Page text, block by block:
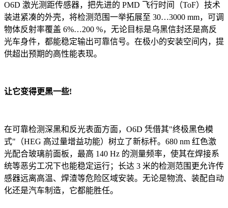
O6D 激光测距传感器，把先进的 PMD 飞行时间（ToF）技术
装进紧凑的外壳，将检测范围一举拓展至 30…3000 mm，可调
物体反射率覆盖 6%…200 %，无论目标是乌黑信封还是高反
光车身件，都能稳定输出可靠信号。在极小的安装空间内，提
供超出预期的高性能表现。
让它变得更黑一些!
在可靠检测深黑和反光表面方面，O6D 凭借其"终极黑色模
式"（HEG 高过量增益功能）树立了新标杆。680 nm 红色激
光配合玻璃前面板，最高 140 Hz 的测量频率，使其在焊接系
统等恶劣工况下也能稳定运行；长达 3 米的检测范围更允许传
感器远离高温、焊渣等危险区域安装。无论是物流、装配自动
化还是汽车制造，它都能胜任。